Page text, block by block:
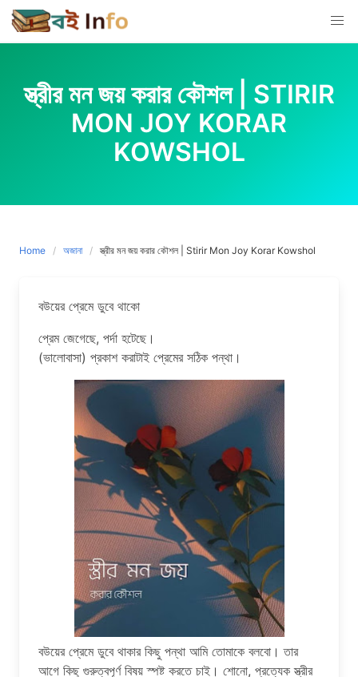
Skip
to
content
স্ত্রীর মন জয় করার কৌশল | STIRIR
MON JOY KORAR
KOWSHOL
Home অজানা স্ত্রীর মন জয় করার কৌশল | Stirir Mon Joy Korar Kowshol
বউয়ের প্রেমে ডুবে থাকো
প্রেম জেগেছে, পর্দা হটেছে।
(ভালোবাসা) প্রকাশ করাটাই প্রেমের সঠিক পন্থা।
বউয়ের প্রেমে ডুবে থাকার কিছু পন্থা আমি তোমাকে বলবো। তার
আগে কিছু গুরুত্বপূর্ণ বিষয় স্পষ্ট করতে চাই। শোনো, প্রত্যেক স্ত্রীর